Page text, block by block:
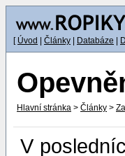
[ Úvod Články Databáze
Hlavní stránka > Články >
V